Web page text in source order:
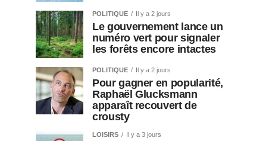
POLITIQUE Il y a 2 jours
Le gouvernement lance un
numéro vert pour signaler
les forêts encore intactes
POLITIQUE Il y a 2 jours
Pour gagner en popularité,
Raphaël Glucksmann
apparaît recouvert de
crousty
LOISIRS Il y a 3 jours